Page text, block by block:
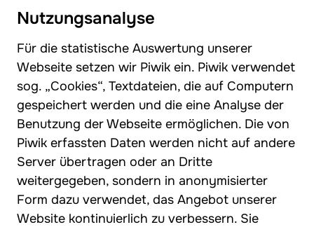
Nutzungsanalyse
Für die statistische Auswertung unserer
Webseite setzen wir Piwik ein. Piwik verwendet
sog. „Cookies“, Textdateien, die auf Computern
gespeichert werden und die eine Analyse der
Benutzung der Webseite ermöglichen. Die von
Piwik erfassten Daten werden nicht auf andere
Server übertragen oder an Dritte
weitergegeben, sondern in anonymisierter
Form dazu verwendet, das Angebot unserer
Website kontinuierlich zu verbessern. Sie